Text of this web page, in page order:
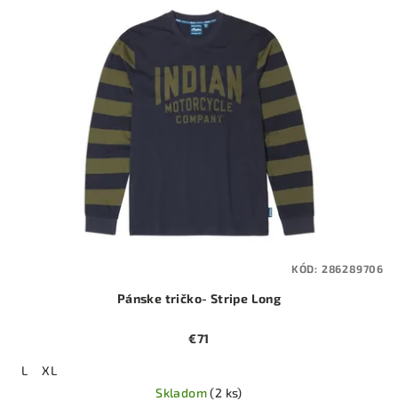
Pánske tričko- Stripe Long
€71
L
XL
Skladom(2 ks)
KÓD: 286289706